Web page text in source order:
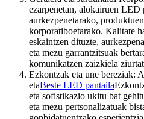
ezarpenetan, alokairuen
aurkezpenetarako,
korporatiboetarako. Kalitate
eskaintzen dituzte,
eta mezu garrantzitsuak
komunikatzen zaizkiela
Ezkontzak eta une bereziak:
etaBeste LED pantaila
eta sofistikazio ukitu bat
eta mezu pertsonalizatuak